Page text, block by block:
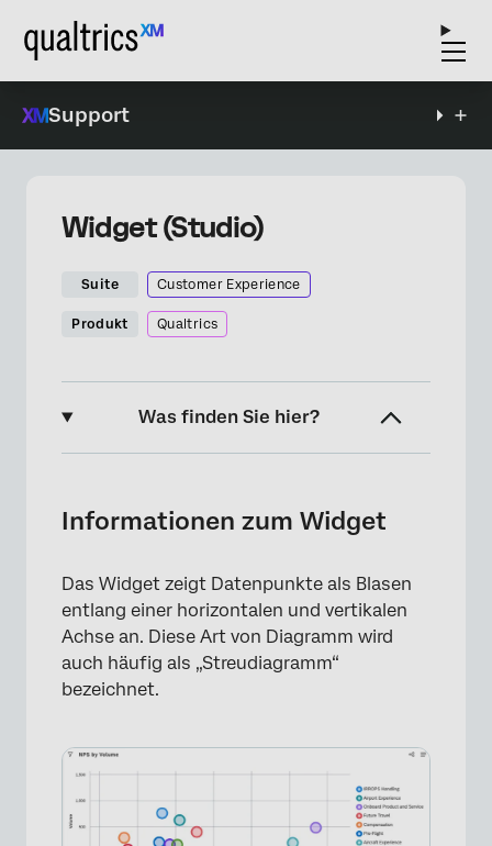
Support
Widget (Studio)
Suite Customer Experience
Produkt Qualtrics
Was finden Sie hier?
Widget einrichten
Berichtsquadranten definieren
Informationen zum Widget
Das Widget zeigt Datenpunkte als Blasen
entlang einer horizontalen und vertikalen
Achse an. Diese Art von Diagramm wird
auch häufig als „Streudiagramm“
bezeichnet.